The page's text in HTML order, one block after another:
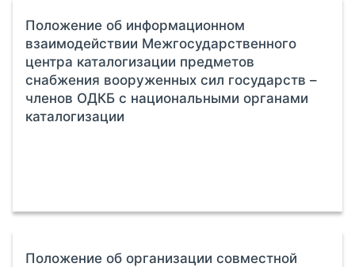
Положение об информационном
взаимодействии Межгосударственного
центра каталогизации предметов
снабжения вооруженных сил государств –
членов ОДКБ с национальными органами
каталогизации
Положение об организации совместной